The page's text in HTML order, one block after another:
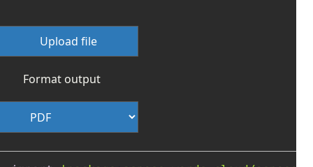
Upload file
Format output